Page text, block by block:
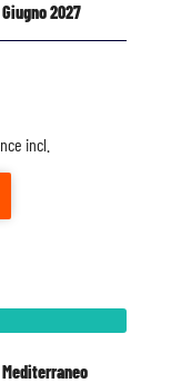
Giugno 2027
incl.
Mediterraneo